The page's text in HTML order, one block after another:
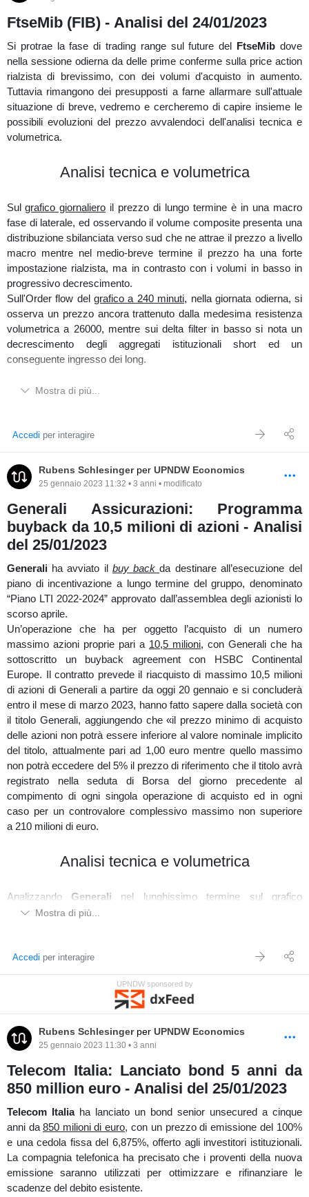
nota uno sbilanciamento verso sud.
Grafico generale (STM)
Attualmente nelle ultime sessioni di mercato, sull'order flow del
grafico a 22 range , si evidenziano delle significative vendite
assorbite in area 38/38,3.
Controllando nella sezione correlazioni diUPNDW(periodo 3
mesi),STMicroelectronicsa confronto dell'indiceFtseMib è più
debole del 5,57%.
Correlazione (UPNDW)
FtseMib (FIB) - Analisi del 24/01/2023
Si protrae la fase di trading range sul future del FtseMib dove
nella sessione odierna da delle prime conferme sulla price action
rialzista di brevissimo, con dei volumi d'acquisto in aumento.
Tuttavia rimangono dei presupposti a farne allarmare sull'attuale
situazione di breve, vedremo e cercheremo di capire insieme le
possibili evoluzioni del prezzo avvalendoci dell'analisi tecnica e
volumetrica.
Analisi tecnica e volumetrica
Sul grafico giornaliero il prezzo di lungo termine è in una macro
fase di laterale, ed osservando il volume composite presenta una
distribuzione sbilanciata verso sud che ne attrae il prezzo a livello
macro mentre nel medio-breve termine il prezzo ha una forte
impostazione rialzista, ma in contrasto con i volumi in basso in
progressivo decrescimento.
Sull'Order flow del grafico a 240 minuti, nella giornata odierna, si
osserva un prezzo ancora trattenuto dalla medesima resistenza
volumetrica a 26000, mentre sui delta filter in basso si nota un
decrescimento degli aggregati istituzionali short ed un
conseguente ingresso dei long.
laterale di breve termine e dalla sua attuale distribuzione (sul
sbilanciamento verso sud. Sui delta orizzontali e gli istogrammi in
basso il prezzo rimane in una fase d'assorbimento delle vendite di
Osservando più specificatamente la densità volumetrica della
sessione odierna, scambiata per livello su barra nel grafico a 180
minuti, si osserva un ribilanciamento della low volume area della
Sulgrafico a 7 range
abbastanza bilanciata (su volume profile) ma con un point of
control situato nella parte alta, creando così un leggero
sbilanciamento verso nord dove tuttora il prezzo cerca di
superare la forte resistenza volumetrica in area 26000; ma
rilasciando delle divergenze sui volumi in basso, con un attuale
efficienza volumetrica d'acquisto inferiore alle precedenti.
Un raggiungimento di area 26100 in prossimità dei massimi
distributivi del laterale di breve, con delle evidence volumetriche a
favore del prezzo potrebbe scatenare uno scenario di
prosecuzione rialzista ma attualmente rimane in fase di lateralità.
Mostra di più...
Accedi per interagire
Rubens Schlesinger per UPNDW Economics
25 gennaio 2023 11:32 • 3 anni • modificato
Generali Assicurazioni: Programma
buyback da 10,5 milioni di azioni - Analisi
del 25/01/2023
Generali ha avviato il buy back da destinare all’esecuzione del
piano di incentivazione a lungo termine del gruppo, denominato
“Piano LTI 2022-2024” approvato dall’assemblea degli azionisti lo
scorso aprile.
Un’operazione che ha per oggetto l’acquisto di un numero
massimo azioni proprie pari a 10,5 milioni, con Generali che ha
sottoscritto un buyback agreement con HSBC Continental
Europe. Il contratto prevede il riacquisto di massimo 10,5 milioni
di azioni di Generali a partire da oggi 20 gennaio e si concluderà
entro il mese di marzo 2023, hanno fatto sapere dalla società con
il titolo Generali, aggiungendo che «il prezzo minimo di acquisto
delle azioni non potrà essere inferiore al valore nominale implicito
del titolo, attualmente pari ad 1,00 euro mentre quello massimo
non potrà eccedere del 5% il prezzo di riferimento che il titolo avrà
registrato nella seduta di Borsa del giorno precedente al
compimento di ogni singola operazione di acquisto ed in ogni
caso per un controvalore complessivo massimo non superiore
a 210 milioni di euro.
Analisi tecnica e volumetrica
Analizzando Generali nel lunghissimo termine sul grafico
settimanaleè in una macro fase di lateralità, con un leggero
attualmente situato all'interno della value area low tra cui in una
caratterizzato però da un decrescimento generale dei volumi da
cui ha adottato una forte impostazione rialzista di medio e breve
Lungo termine (G)
Il prezzo diGeneralinel medio termine, sulgrafico a 55 range, ha
una forte impostazione rialzista ma con dei volumi visualizzati
sugli istogrammi in basso in diminuzione, per cui in divergenza
con il prezzo. Si osserva una fase re cumulativa del prezzo di
breve (come evidenziato in giallo) nell'area del point of control del
volume composite; osservandola più dettagliatamente
Mostra di più...
Accedi per interagire
UPNDW sponsored by
Rubens Schlesinger per UPNDW Economics
25 gennaio 2023 11:30 • 3 anni
Telecom Italia: Lanciato bond 5 anni da
850 million euro - Analisi del 25/01/2023
Telecom Italiaha lanciato un bond senior unsecured a cinque
anni da 850 milioni di euro, con un prezzo di emissione del 100%
e una cedola fissa del 6,875%, offerto agli investitori istituzionali.
La compagnia telefonica ha precisato che i proventi della nuova
emissione saranno utilizzati per ottimizzare e rifinanziare le
scadenze del debito esistente.